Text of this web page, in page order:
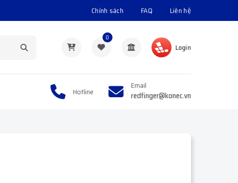
Chính sách FAQ Liên hệ
0
Login
Hotline
Email
redfinger@konec.vn